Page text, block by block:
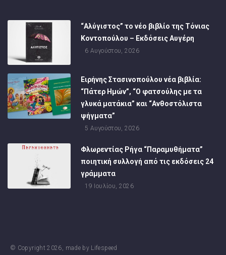
“Αλύγιστος” το νέο βιβλίο της Τόνιας
Κοντοπούλου – Εκδόσεις Αυγέρη
6 Αυγούστου, 2026
Ειρήνης Στασινοπούλου νέα βιβλία:
“Πάτερ Ημών”, “Ο φατσούλης με τα
γλυκά ματάκια” και “Ανθοστόλιστα
ψήγματα”
5 Αυγούστου, 2026
Φλωρεντίας Ρήγα “Παραμυθήματα”
ποιητική συλλογή από τις εκδόσεις 24
γράμματα
19 Ιουλίου, 2026
© Copyright2026, made by Lifespeed